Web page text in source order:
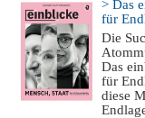
> Das
für
Die
Das
für
diese